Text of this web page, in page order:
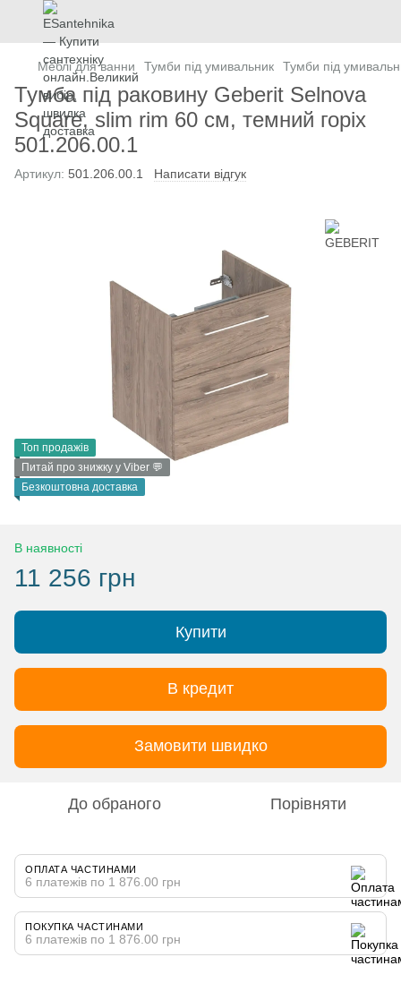
Меблі для ванни Тумби під умивальник Тумби під
Тумба під раковину Geberit Selnova
Square, slim rim 60 см, темний горіх
501.206.00.1
Артикул: 501.206.00.1 Написати відгук
Топ продажів
Питай про знижку у Viber 💬
Безкоштовна доставка
В наявності
11 256 грн
Купити
В кредит
Замовити швидко
До обраного Порівняти
ОПЛАТА ЧАСТИНАМИ
6 платежів по 1 876.00 грн
ПОКУПКА ЧАСТИНАМИ
6 платежів по 1 876.00 грн